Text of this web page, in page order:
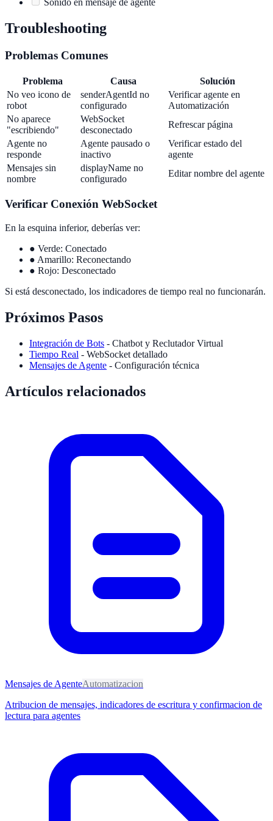
Sonido en mensaje de agente
Troubleshooting
Problemas Comunes
Problema Causa
Solución
No veo icono de
robot
senderAgentId no
configurado
Verificar agente en
Automatización
No aparece
"escribiendo"
WebSocket
desconectado
Refrescar página
Agente no
responde
Agente pausado o
inactivo
Verificar estado del
agente
Mensajes sin
nombre
displayName no
configurado
Editar nombre del agente
Verificar Conexión WebSocket
En la esquina inferior, deberías ver:
● Verde: Conectado
● Amarillo: Reconectando
● Rojo: Desconectado
Si está desconectado, los indicadores de tiempo real no funcionarán.
Próximos Pasos
Integración de Bots - Chatbot y Reclutador Virtual
Tiempo Real - WebSocket detallado
Mensajes de Agente - Configuración técnica
Artículos relacionados
Mensajes de AgenteAutomatizacion
Atribucion de mensajes, indicadores de escritura y confirmacion de
lectura para agentes